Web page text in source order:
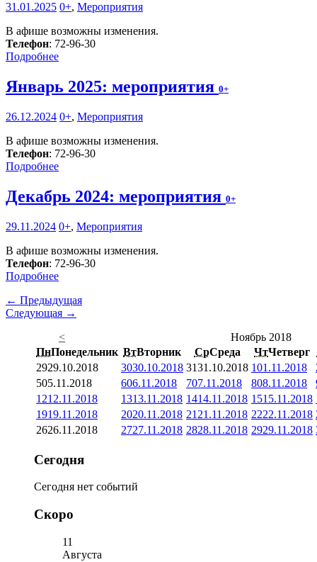
31.01.2025 0+, Мероприятия
В афише возможны изменения.
Телефон: 72-96-30
Подробнее
Январь 2025: мероприятия 0+
26.12.2024 0+, Мероприятия
В афише возможны изменения.
Телефон: 72-96-30
Подробнее
Декабрь 2024: мероприятия 0+
29.11.2024 0+, Мероприятия
В афише возможны изменения.
Телефон: 72-96-30
Подробнее
← Предыдущая
Следующая →
<
Ноябрь 2018
ПнПонедельник ВтВторник СрСреда ЧтЧетверг
2929.10.2018 3030.10.2018 3131.10.2018 101.11.2018
505.11.2018 606.11.2018 707.11.2018 808.11.2018
1212.11.2018 1313.11.2018 1414.11.2018 1515.11.2018
1919.11.2018 2020.11.2018 21 21.11.2018 2222.11.2018
2626.11.2018 2727.11.2018 2828.11.2018 2929.11.2018
Сегодня
Сегодня нет событий
Скоро
11
Августа